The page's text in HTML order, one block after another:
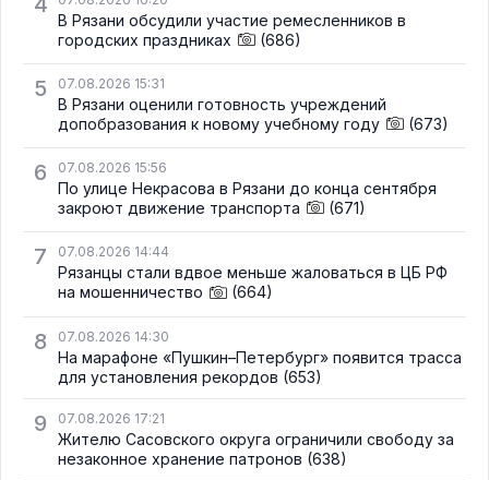
В Рязани обсудили участие ремесленников в
городских праздниках
(686)
5 07.08.2026 15:31
В Рязани оценили готовность учреждений
допобразования к новому учебному году
(673)
6 07.08.2026 15:56
По улице Некрасова в Рязани до конца сентября
закроют движение транспорта
(671)
7 07.08.2026 14:44
Рязанцы стали вдвое меньше жаловаться в ЦБ РФ
на мошенничество
(664)
8 07.08.2026 14:30
На марафоне «Пушкин–Петербург» появится трасса
для установления рекордов (653)
9 07.08.2026 17:21
Жителю Сасовского округа ограничили свободу за
незаконное хранение патронов (638)